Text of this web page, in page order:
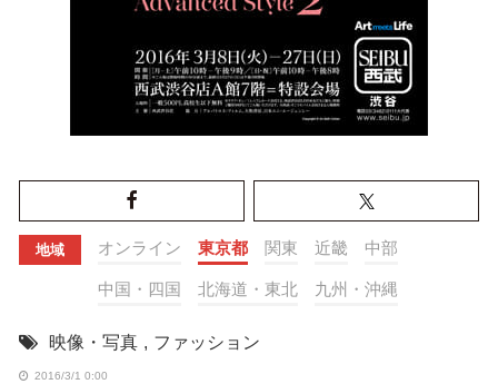
地域 オンライン 東京都 関東 近畿 中部
中国・四国 北海道・東北 九州・沖縄
映像・写真 , ファッション
2016/3/1 0:00